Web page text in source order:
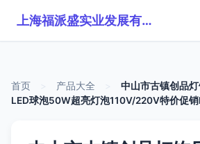
上海福派盛实业发展有限公司
首页 产品大全
中山市古镇创品
LED球泡50W超亮灯泡110V/220V特价促